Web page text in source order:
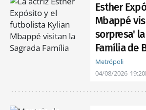
Esther
Mbappé
sorpresa'
Família de
Metrópoli
04/08/2026